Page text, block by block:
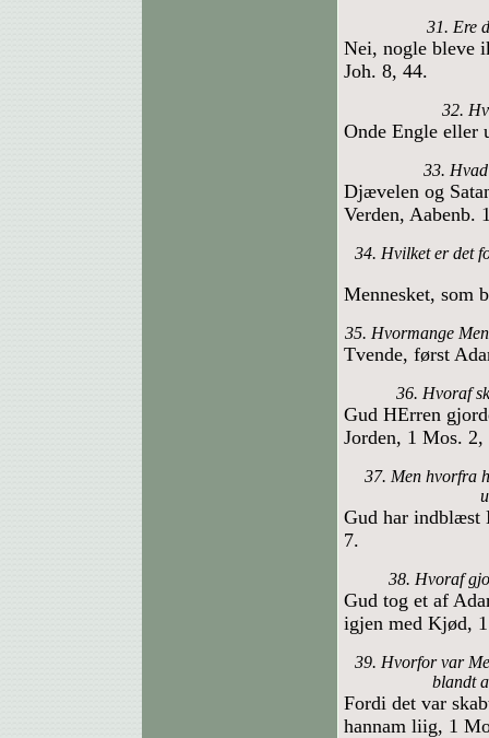
31. Ere
Nei, nogle bleve
Joh. 8, 44.
32.
Onde Engle eller
33.
Djævelen og
Verden, Aabenb.
34. Hvilket er det
Mennesket, som
35. Hvormange
Tvende, først
36. Hvoraf
Gud HErren
Jorden, 1 Mos. 2,
37. Men hvorfra
Gud har indblæst
7.
38. Hvoraf
Gud tog et af
igjen med Kjød,
39. Hvorfor var
blandt
Fordi det var
hannam liig, 1